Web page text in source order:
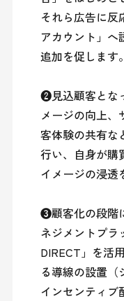
それら広告に反
アカウント」へ
追加を促します。
❷見込顧客とな
メージの向上、
客体験の共有な
行い、自身が購
イメージの浸透
❸顧客化の段階
ネジメントプラ
DIRECT」を活
る導線の設置（
インセンティブ